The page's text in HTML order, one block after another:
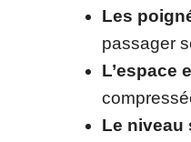
Les
passager
L’espace
Le niveau